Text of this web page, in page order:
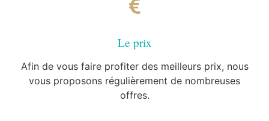
Le prix
Afin de vous faire profiter des meilleurs prix, nous
vous proposons régulièrement de nombreuses
offres.